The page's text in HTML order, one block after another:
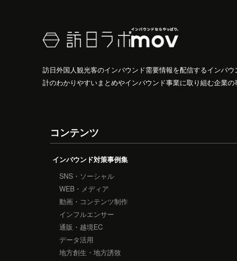
訪日外国人観光客のインバウンド需要情報を配信するインバ
計のわかりやすいまとめやインバウンド事業に取り組む企業
コンテンツ
インバウンド対策事例集
SNS・ソーシャル
WEB・メディア
動画・コンテンツ制作
インフルエンサー
通販・越境EC
データ活用
地方創生・地方誘致